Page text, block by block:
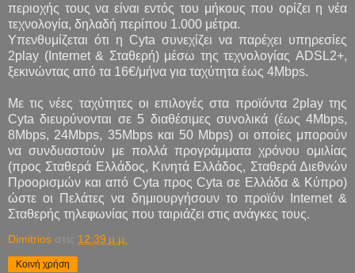
περιοχής τους να είναι εντός του μήκους που ορίζει η νέα
τεχνολογία, δηλαδή περίπου 1.000 μέτρα.
Υπενθυμίζεται ότι η Cyta συνεχίζει να παρέχει υπηρεσίες
2play (Internet & Σταθερή) μέσω της τεχνολογίας ADSL2+,
ξεκινώντας από τα 16€/μήνα για ταχύτητα έως 4Mbps.
Με τις νέες ταχύτητες οι επιλογές στα προϊόντα 2play της
Cyta διευρύνονται σε 5 διαθέσιμες συνολικά (έως 4Mbps,
8Mbps, 24Mbps, 35Mbps και 50 Mbps) οι οποίες μπορούν
να συνδυαστούν με πολλά προγράμματα χρόνου ομιλίας
(προς Σταθερά Ελλάδος, Κινητά Ελλάδος, Σταθερά Διεθνών
Προορισμών και από Cyta προς Cyta σε Ελλάδα & Κύπρο)
ώστε οι Πελάτες να δημιουργήσουν το προϊόν Internet &
Σταθερής τηλεφωνίας που ταιριάζει στις ανάγκες τους.
Dimitrios στις 12:39 μ.μ.
Κοινή χρήση